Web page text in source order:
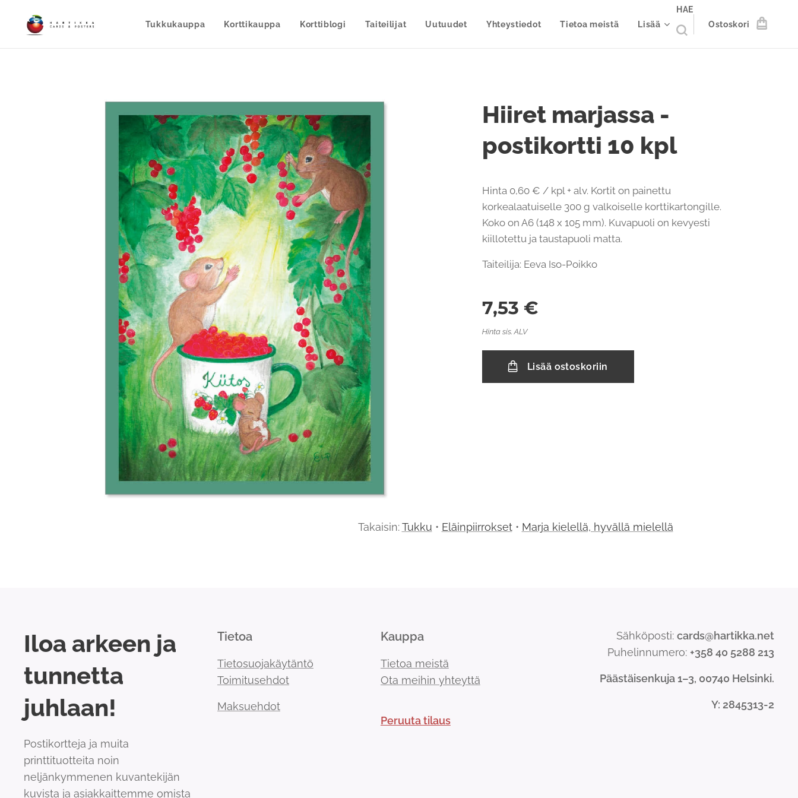
Tukkukauppa Korttikauppa Korttiblogi Taiteilijat Uutuudet Yhteystiedot Tietoa meistä Lisää
HAE
Ostoskori
Hiiret marjassa -
postikortti 10 kpl
Hinta 0,60 € / kpl + alv. Kortit on painettu
korkealaatuiselle 300 g valkoiselle korttikartongille.
Koko on A6 (148 x 105 mm). Kuvapuoli on kevyesti
kiillotettu ja taustapuoli matta.
Taiteilija: Eeva Iso-Poikko
7,53 €
Hinta sis. ALV
Lisää ostoskoriin
Takaisin:Tukku • Eläinpiirrokset• Marja kielellä, hyvällä mielellä
Iloa arkeen ja
tunnetta
juhlaan!
Postikortteja ja muita
printtituotteita noin
neljänkymmenen kuvantekijän
kuvista ja asiakkaittemme omista
Tietoa
Tietosuojakäytäntö
Toimitusehdot
Maksuehdot
Kauppa
Tietoa meistä
Ota meihin yhteyttä
Peruuta tilaus
Sähköposti: cards@hartikka.net
Puhelinnumero: +358 40 5288 213
Päästäisenkuja 1–3, 00740 Helsinki.
Y: 2845313-2